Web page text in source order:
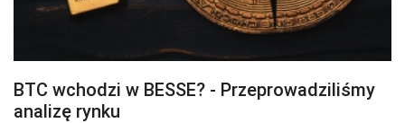
BTC wchodzi w BESSE? - Przeprowadziliśmy
analizę rynku